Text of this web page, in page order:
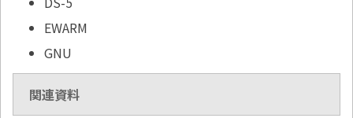
EWARM
GNU
関連資料